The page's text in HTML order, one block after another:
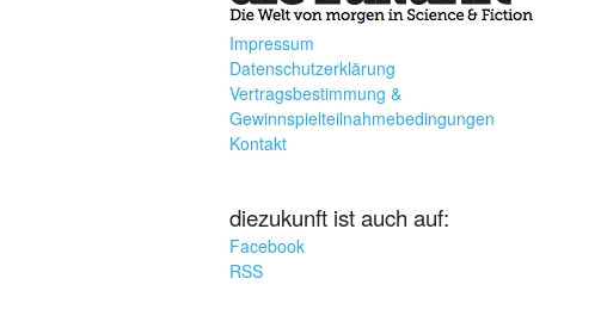
Impressum
Datenschutzerklärung
Vertragsbestimmung &
Gewinnspielteilnahmebedingungen
Kontakt
diezukunft ist auch auf:
Facebook
RSS